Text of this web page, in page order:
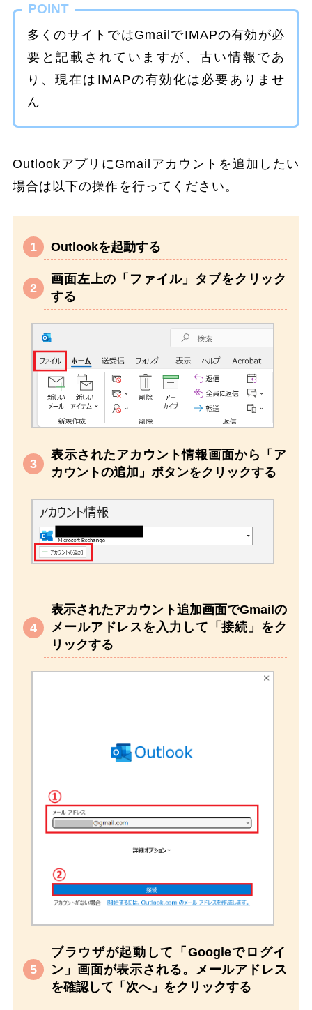
POINT
多くのサイトではGmailでIMAPの有効が必
要と記載されていますが、古い情報であ
り、現在はIMAPの有効化は必要ありませ
ん
OutlookアプリにGmailアカウントを追加したい
場合は以下の操作を行ってください。
Outlookを起動する
画面左上の「ファイル」タブをクリック
する
表示されたアカウント情報画面から「ア
カウントの追加」ボタンをクリックする
表示されたアカウント追加画面でGmailの
メールアドレスを入力して「接続」をク
リックする
ブラウザが起動して「Googleでログイ
ン」画面が表示される。メールアドレス
を確認して「次へ」をクリックする